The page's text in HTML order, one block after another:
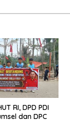
RI, DPD PDI
dan DPC